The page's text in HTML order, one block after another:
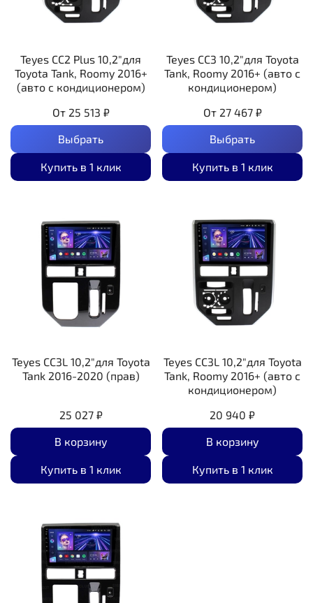
Teyes CC2 Plus 10,2"для
Toyota Tank, Roomy 2016+
(авто с кондиционером)
От 25 513 ₽
Выбрать
Купить в 1 клик
Teyes CC3 10,2"для Toyota
Tank, Roomy 2016+ (авто с
кондиционером)
От 27 467 ₽
Выбрать
Купить в 1 клик
Teyes CC3L 10,2"для Toyota
Tank 2016-2020 (прав)
25 027 ₽
В корзину
Купить в 1 клик
Teyes CC3L 10,2"для Toyota
Tank, Roomy 2016+ (авто с
кондиционером)
20 940 ₽
В корзину
Купить в 1 клик